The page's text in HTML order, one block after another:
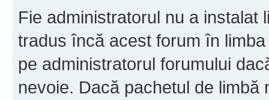
Fie administratorul nu a instalat
tradus încă acest forum în
pe administratorul forumului
nevoie. Dacă pachetul de